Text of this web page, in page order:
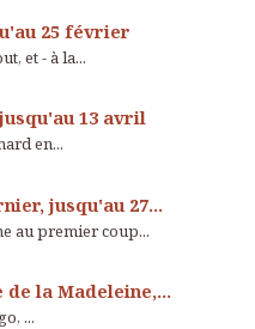
25 février
et - à la...
13 avril
en...
jusqu'au 27...
au premier coup...
de la Madeleine,...
...